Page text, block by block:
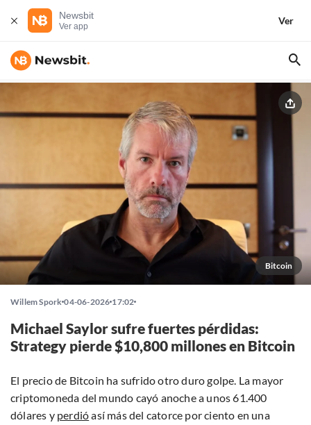
Newsbit
Ver app
Ver
Bitcoin
Willem Spork 04-06-2026 17:02
Michael Saylor sufre fuertes pérdidas:
Strategy pierde $10,800 millones en Bitcoin
El precio de Bitcoin ha sufrido otro duro golpe. La mayor
criptomoneda del mundo cayó anoche a unos 61.400
dólares y perdióasí más del catorce por ciento en una